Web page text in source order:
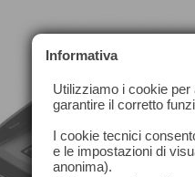
Informativa
Utilizziamo i cookie
garantire il corretto
I cookie tecnici
e le impostazioni di
anonima).